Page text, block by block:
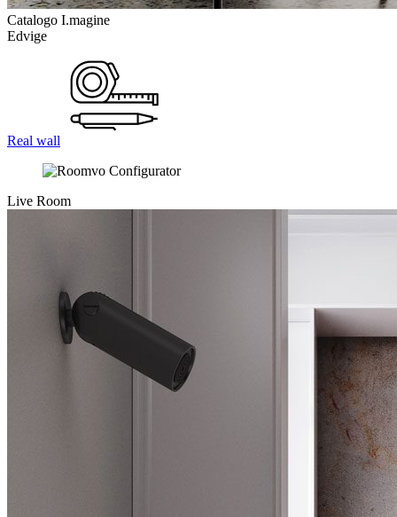
Catalogo I.magine
Edvige
Real wall
Live Room